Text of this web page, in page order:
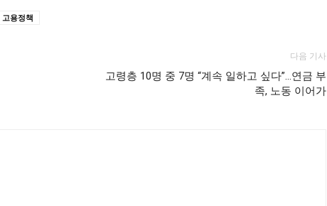
고용정책
다음 기사
고령층 10명 중 7명 “계속 일하고 싶다”…연금 부
족, 노동 이어가